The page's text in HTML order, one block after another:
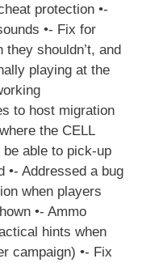
protection •-
•- Fix for
shouldn’t, and
playing at the
to host migration
the CELL
able to pick-up
•- Addressed a bug
when players
•- Ammo
hints when
campaign) •- Fix